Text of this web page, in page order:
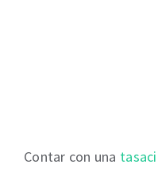
Contar con una